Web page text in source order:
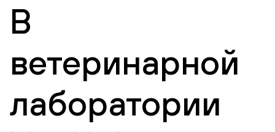
В
ветеринарной
лаборатории